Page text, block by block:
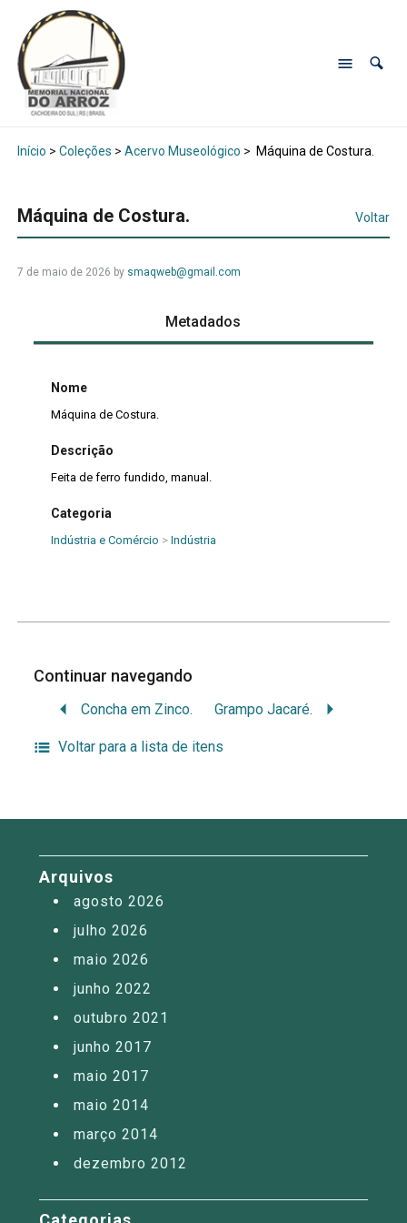
Início > Coleções > Acervo Museológico > Máquina de Costura.
Máquina de Costura. Voltar
7 de maio de 2026 by smaqweb@gmail.com
Metadados
Nome
Máquina de Costura.
Descrição
Feita de ferro fundido, manual.
Categoria
Indústria e Comércio > Indústria
Continuar navegando
Concha em Zinco. Grampo Jacaré.
Voltar para a lista de itens
Arquivos
agosto 2026
julho 2026
maio 2026
junho 2022
outubro 2021
junho 2017
maio 2017
maio 2014
março 2014
dezembro 2012